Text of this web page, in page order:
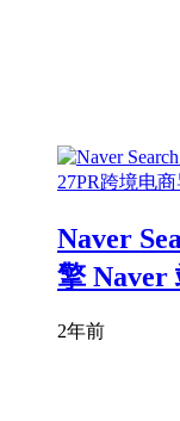
Naver
擎 Naver
2年前